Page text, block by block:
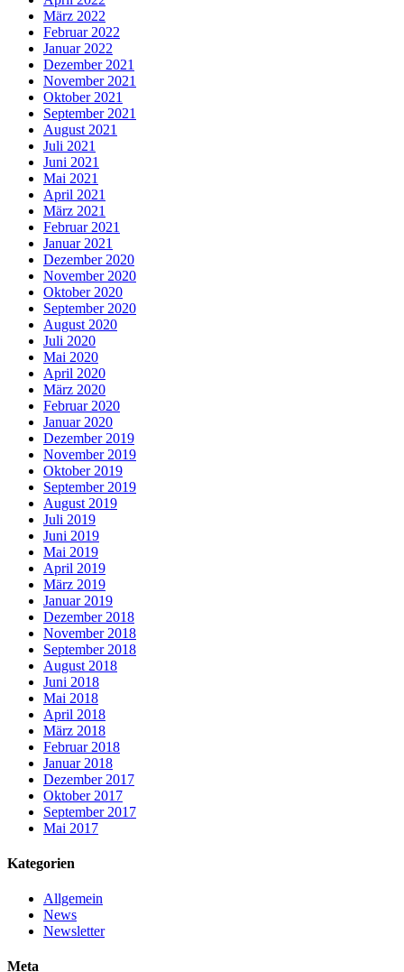
März 2022
Februar 2022
Januar 2022
Dezember 2021
November 2021
Oktober 2021
September 2021
August 2021
Juli 2021
Juni 2021
Mai 2021
April 2021
März 2021
Februar 2021
Januar 2021
Dezember 2020
November 2020
Oktober 2020
September 2020
August 2020
Juli 2020
Mai 2020
April 2020
März 2020
Februar 2020
Januar 2020
Dezember 2019
November 2019
Oktober 2019
September 2019
August 2019
Juli 2019
Juni 2019
Mai 2019
April 2019
März 2019
Januar 2019
Dezember 2018
November 2018
September 2018
August 2018
Juni 2018
Mai 2018
April 2018
März 2018
Februar 2018
Januar 2018
Dezember 2017
Oktober 2017
September 2017
Mai 2017
Kategorien
Allgemein
News
Newsletter
Meta